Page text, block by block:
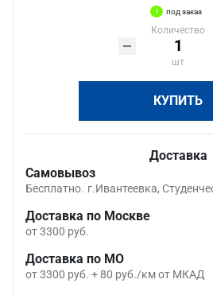
под заказ
Количество
шт
КУПИТЬ
Доставка
Самовывоз
Бесплатно. г.Ивантеевка,
Доставка по Москве
от 3300 руб.
Доставка по МО
от 3300 руб. + 80 руб./км от МКАД